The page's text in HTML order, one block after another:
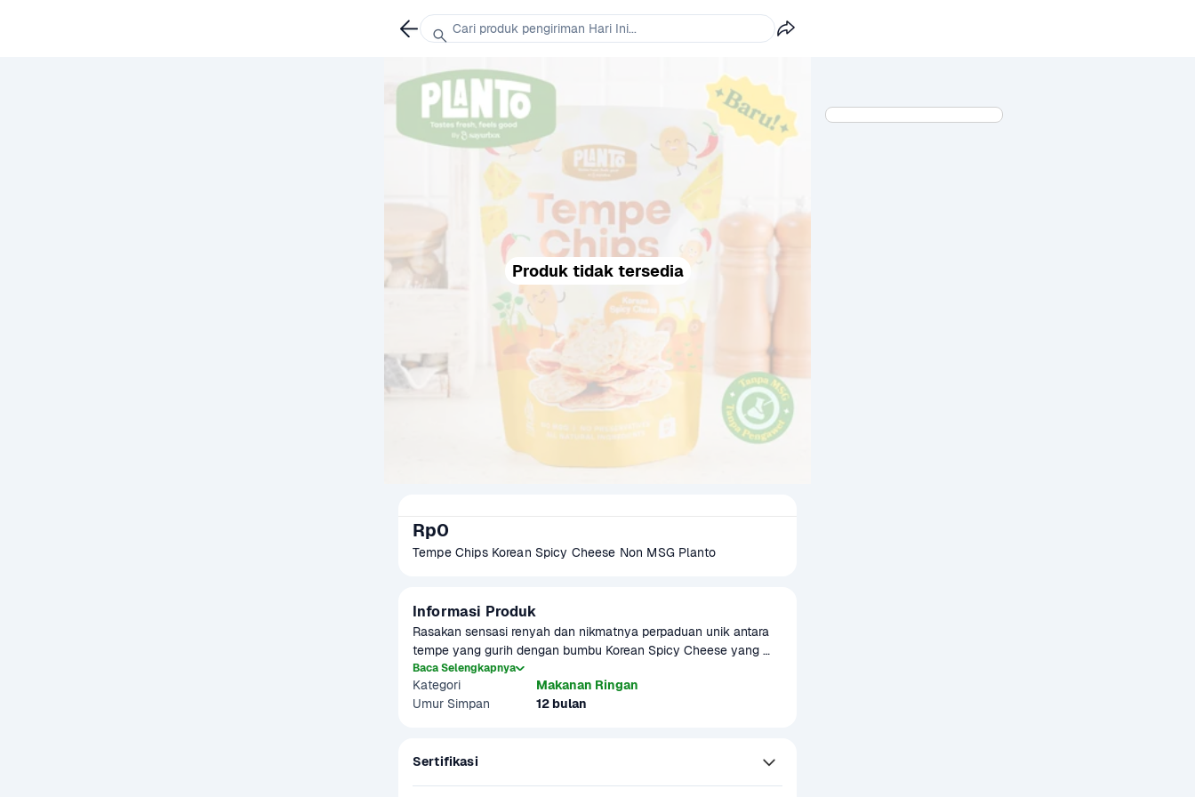
Produk tidak tersedia
Rp0
Tempe Chips Korean Spicy Cheese Non MSG Planto
Informasi Produk
Rasakan sensasi renyah dan nikmatnya perpaduan unik antara
tempe yang gurih dengan bumbu Korean Spicy Cheese yang
pedas dan creamy! Camilan sehat ini dibuat tanpa MSG, tanpa
pengawet, dan menggunakan bahan berkualitas tinggi.
Baca Selengkapnya
Kategori
Makanan Ringan
Umur Simpan
12 bulan
Sertifikasi
Cari produk pengiriman Hari Ini...